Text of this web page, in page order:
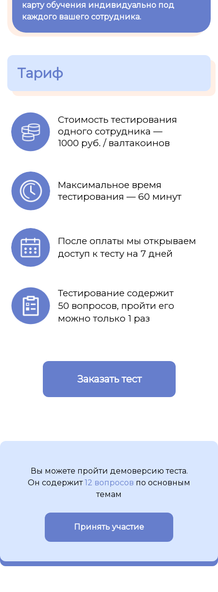
карту обучения индивидуально под
каждого вашего сотрудника.
Ссылка на это место страницы:#tarif
Тариф
Стоимость тестирования
одного сотрудника —
1000 руб. / валтакоинов
Максимальное время
тестирования — 60 минут
После оплаты мы открываем
доступ к тесту на 7 дней
Тестирование содержит
50 вопросов, пройти его
можно только 1 раз
Заказать тест
Вы можете пройти демоверсию теста.
Он содержит12 вопросов по основным
темам
Принять участие